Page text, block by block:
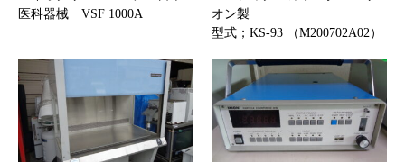
医科器械 VSF 1000A
オン製
型式；KS-93 （M200702A02）